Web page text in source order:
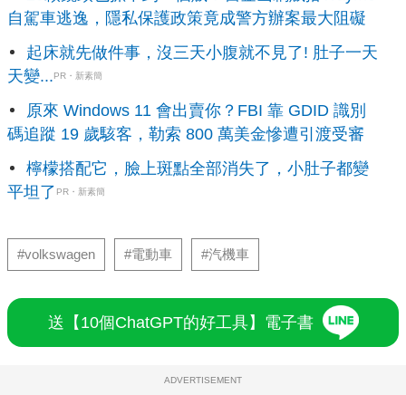
自駕車逃逸，隱私保護政策竟成警方辦案最大阻礙
起床就先做件事，沒三天小腹就不見了! 肚子一天
天變... PR・新素簡
原來 Windows 11 會出賣你？FBI 靠 GDID 識別
碼追蹤 19 歲駭客，勒索 800 萬美金慘遭引渡受審
檸檬搭配它，臉上斑點全部消失了，小肚子都變
平坦了 PR・新素簡
#volkswagen #電動車 #汽機車
送【10個ChatGPT的好工具】電子書
ADVERTISEMENT